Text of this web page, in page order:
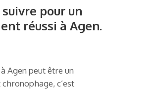
pour un
réussi à Agen.
Agen peut être un
c’est